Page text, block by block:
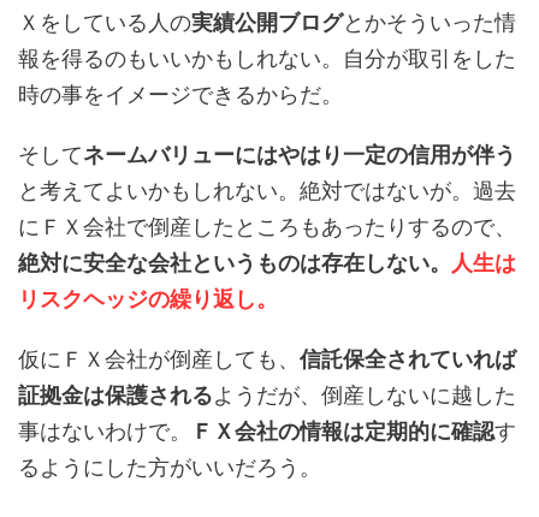
Ｘをしている人の実績公開ブログとかそういった情
報を得るのもいいかもしれない。自分が取引をした
時の事をイメージできるからだ。
そしてネームバリューにはやはり一定の信用が伴う
と考えてよいかもしれない。絶対ではないが。過去
にＦＸ会社で倒産したところもあったりするので、
絶対に安全な会社というものは存在しない。
人生は
リスクヘッジの繰り返し。
仮にＦＸ会社が倒産しても、 信託保全されていれば
証拠金は保護されるようだが、倒産しないに越した
事はないわけで。
ＦＸ会社の情報は定期的に確認す
るようにした方がいいだろう。